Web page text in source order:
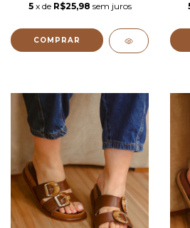
5 x de R$25,98 sem juros
COMPRAR